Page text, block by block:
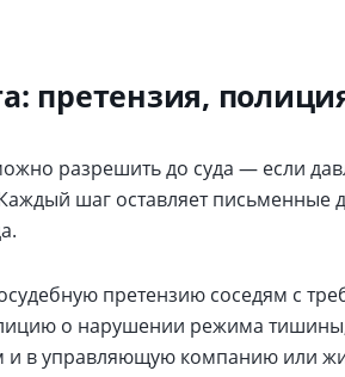
претензия,
разрешить до суда — если
шаг оставляет письменные
претензию соседям с
о нарушении режима
в управляющую компанию или